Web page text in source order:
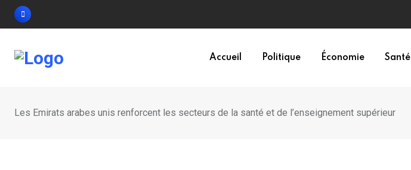
Skip
Accueil Politique Économie Santé
Les Emirats arabes unis renforcent les secteurs de la santé et de l’enseignement supérieur